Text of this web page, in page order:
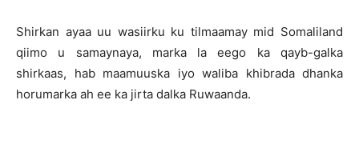
Shirkan ayaa uu wasiirku ku tilmaamay mid Somaliland
qiimo u samaynaya, marka la eego ka qayb-galka
shirkaas, hab maamuuska iyo waliba khibrada dhanka
horumarka ah ee ka jirta dalka Ruwaanda.